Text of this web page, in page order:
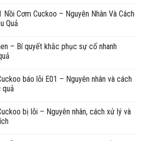
Nồi Cơm Cuckoo – Nguyên Nhân Và Cách
Quả
– Bí quyết khắc phục sự cố nhanh
báo lỗi E01 – Nguyên nhân và cách
quả
bị lỗi – Nguyên nhân, cách xử lý và